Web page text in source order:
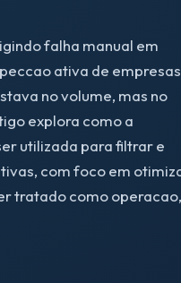
falha manual em
ativa de
no volume, mas no
explora como a
utilizada para filtrar e
com foco em
tratado como operacao,